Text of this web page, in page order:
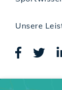
Unsere